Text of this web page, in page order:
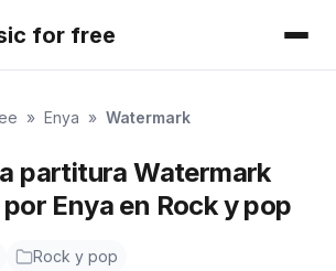
for free
» Enya » Watermark
partitura Watermark
Enya en Rock y pop
Rock y pop